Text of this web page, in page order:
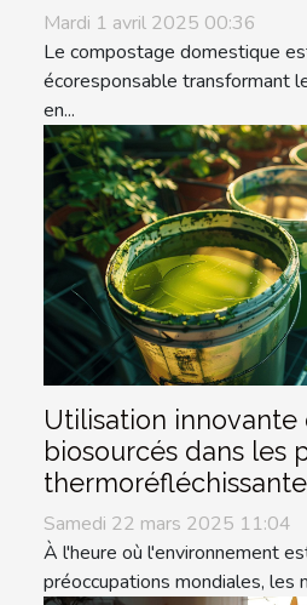
Mardi 1 avril 2025 00:36
Le compostage domestique
écoresponsable transformant
en...
Utilisation innovante
biosourcés dans les
Samedi 22 mars 2025 11:04
À l'heure où l'environnement
préoccupations mondiales, les